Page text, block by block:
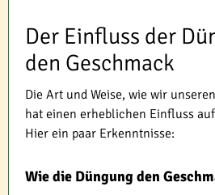
Der Einfluss der
den Geschmack
Die Art und Weise, wie wir
hat einen erheblichen Einfluss
Hier ein paar Erkenntnisse:
Wie die Düngung den